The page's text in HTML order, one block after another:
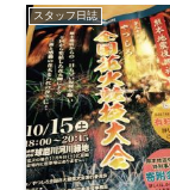
スタッフ日誌